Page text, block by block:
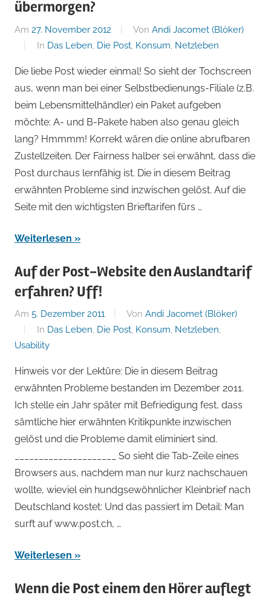
Andi
Jacomet
übermorgen?
Am 27. November 2012 Von Andi Jacomet (Blöker)
In Das Leben, Die Post, Konsum, Netzleben
Die liebe Post wieder einmal! So sieht der Tochscreen
aus, wenn man bei einer Selbstbedienungs-Filiale (z.B.
beim Lebensmittelhändler) ein Paket aufgeben
möchte: A- und B-Pakete haben also genau gleich
lang? Hmmmm! Korrekt wären die online abrufbaren
Zustellzeiten. Der Fairness halber sei erwähnt, dass die
Post durchaus lernfähig ist. Die in diesem Beitrag
erwähnten Probleme sind inzwischen gelöst. Auf die
Seite mit den wichtigsten Brieftarifen fürs …
Weiterlesen
Auf der Post-Website den Auslandtarif
erfahren? Uff!
Am 5. Dezember 2011 Von Andi Jacomet (Blöker)
In Das Leben, Die Post, Konsum, Netzleben,
Usability
Hinweis vor der Lektüre: Die in diesem Beitrag
erwähnten Probleme bestanden im Dezember 2011.
Ich stelle ein Jahr später mit Befriedigung fest, dass
sämtliche hier erwähnten Kritikpunkte inzwischen
gelöst und die Probleme damit eliminiert sind.
_____________________ So sieht die Tab-Zeile eines
Browsers aus, nachdem man nur kurz nachschauen
wollte, wieviel ein hundgsewöhnlicher Kleinbrief nach
Deutschland kostet: Und das passiert im Detail: Man
surft auf www.post.ch, …
Weiterlesen
Wenn die Post einem den Hörer auflegt